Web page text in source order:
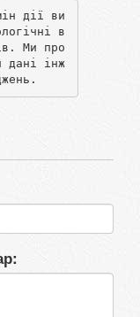
дії ви
в
Ми про
дані інж